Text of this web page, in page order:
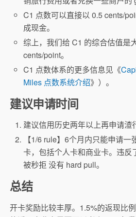
C1 点数可以直接以 0.5 cents/
成现金。
综上，我们给 C1 的综合估值是
cents/point。
C1 点数体系的更多信息见《
Miles 点数系统介绍》）。
建议申请时间
建议信用历史两年以上再申请渣
【1/6 rule】6个月内只能申请一
卡，包括个人卡和商业卡。违反
被秒拒 没有 hard pull。
总结
开卡奖励比较丰厚。1.5%的返现比